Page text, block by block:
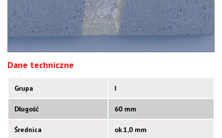
Dane techniczne
Grupa I
Długość 60 mm
Średnica ok.1,0 mm